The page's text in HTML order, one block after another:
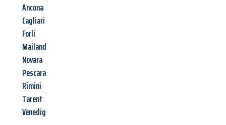
Ancona
Cagliari
Forli
Mailand
Novara
Pescara
Rimini
Tarent
Venedig